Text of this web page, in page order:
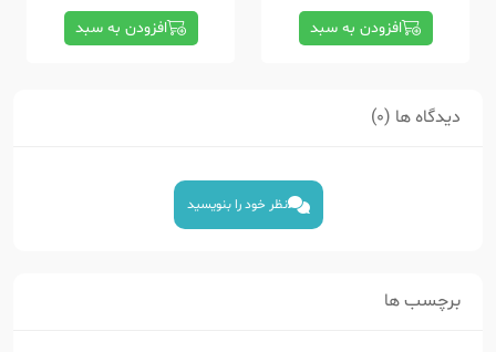
افزودن به سبد افزودن به سبد
دیدگاه ها (0)
نظر خود را بنویسید
برچسب ها